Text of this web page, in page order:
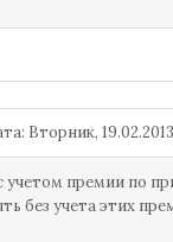
Вторник,
премии по
без учета этих